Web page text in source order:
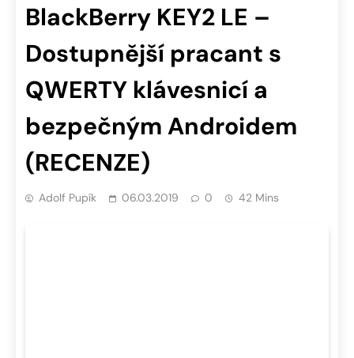
BlackBerry KEY2 LE –
Dostupnější pracant s
QWERTY klávesnicí a
bezpečným Androidem
(RECENZE)
Adolf Pupík 06.03.2019 0 42 Mins